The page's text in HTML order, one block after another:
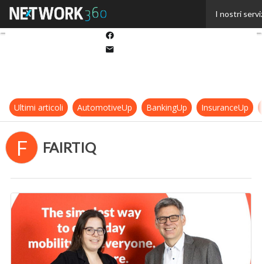
I nostri
Ultimi articoli AutomotiveUp BankingUp InsuranceUp
F FAIRTIQ